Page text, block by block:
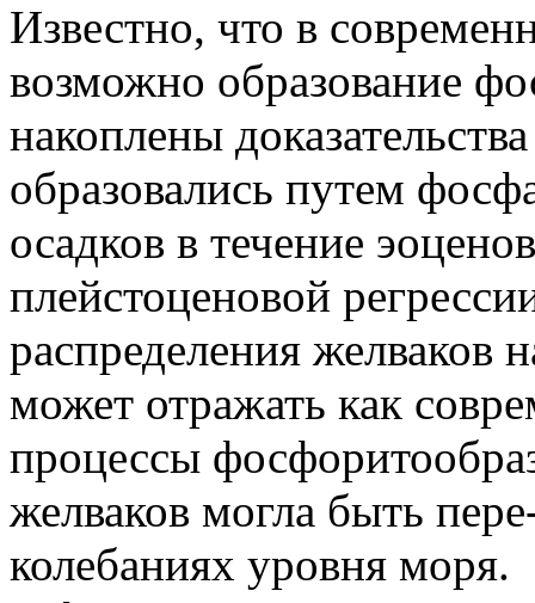
Известно, что в
возможно образование
накоплены
образовались путем
осадков в течение
плейстоценовой
распределения желваков
может отражать как
процессы
желваков могла быть
колебаниях уровня моря.